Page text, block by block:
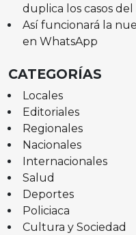
duplica los casos del
Así funcionará la
en WhatsApp
CATEGORÍAS
Locales
Editoriales
Regionales
Nacionales
Internacionales
Salud
Deportes
Policiaca
Cultura y Sociedad